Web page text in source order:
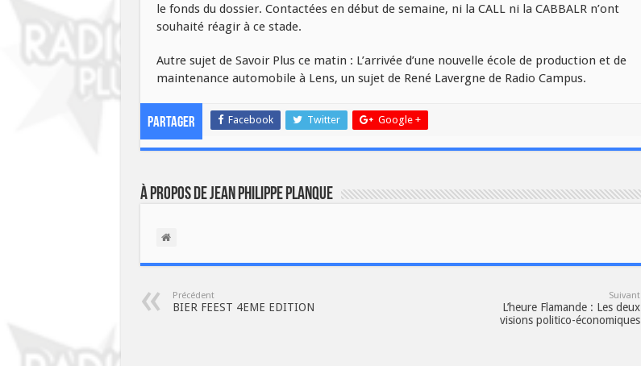
le fonds du dossier. Contactées en début de semaine, ni la CALL ni la CABBALR n’ont
souhaité réagir à ce stade.
Autre sujet de Savoir Plus ce matin : L’arrivée d’une nouvelle école de production et de
maintenance automobile à Lens, un sujet de René Lavergne de Radio Campus.
Partager Facebook Twitter Google +
À propos de Jean Philippe Planque
Précédent
BIER FEEST 4EME EDITION
Suivant
L’heure Flamande : Les deux
visions politico-économiques